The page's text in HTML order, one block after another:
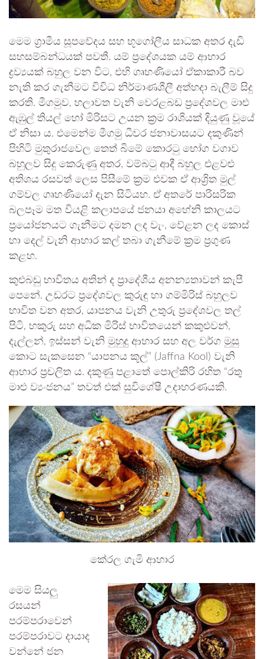
මෙම ග්‍රාමීය සූපවේදය සහ භූගෝලීය සාධක අතර දැඩි
සහසම්බන්ධයක් පවතී. යම් ප්‍රදේශයක යම් ආහාර
ද්‍රව්‍යයක් බහුල වන විට, එහි ගෘහණියෝ ඒකාකාරී බව
නැති කර ගැනීමට විවිධ නිර්මාණශීලී අත්හදා බැලීම් සිදු
කරති. මීගමුව, හලාවත වැනි වෙරළබඩ ප්‍රදේශවල මාළු
ඇඹුල් තියල් හෝ මිරිසට උයන ක්‍රම රාශියක් දියුණු වූයේ
ඒ නිසා ය. එමෙන්ම මීගමු ධීවර ජනාවාසයට දකුණින්
පිහිටි මුතුරාජවෙල තෙත් බිමේ කොරටු භෝග වගාව
බහුලව සිදු කෙරුණු අතර, වම්බටු ආදී බහුල එළවළු
අතිශය රසවත් ලෙස පිසීමේ ක්‍රම එවක ඒ ආශ්‍රිත මුල්
ගම්වල ගෘහණියෝ දැන සිටියහ. ඒ අතරේ පාරිසරික
බලපෑම මත වියළි කලාපයේ ජනයා අහේනි කාලයට
ප්‍රයෝජනයට ගැනීමට දමන ලද වැං, වේළන ලද කොස්
හා දෙල් වැනි ආහාර කල් තබා ගැනීමේ ක්‍රම ප්‍රගුණ
කළහ.
කුළුබඩු භාවිතය අතින් ද ප්‍රාදේශීය අනන්‍යතාවන් කැපී
පෙනේ. උඩරට ප්‍රදේශවල කුරුඳු හා ගම්මිරිස් බහුලව
භාවිත වන අතර, යාපනය වැනි උතුරු ප්‍රදේශවල තල්
පිටි, හකුරු සහ අධික මිරිස් භාවිතයෙන් කකුළුවන්,
දැල්ලන්, ඉස්සන් වැනි මුහුදු ආහාර සහ අල වර්ග මුසු
කොට සැකසෙන “යාපනය කූල්” (Jaffna Kool) වැනි
ආහාර ප්‍රචලිත ය. දකුණු පළාතේ පොල්කිරි රහිත “රතු
මාළු ව්‍යංජනය” තවත් එක් සුවිශේෂී උදාහරණයකි.
කේරල ගැමි ආහාර
මෙම සියලු
රසයන්
පරම්පරාවෙන්
පරම්පරාවට දායාද
වන්නේ ජන